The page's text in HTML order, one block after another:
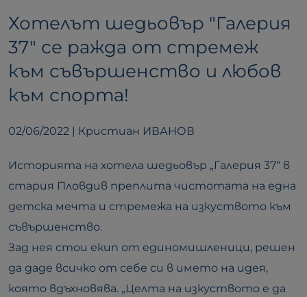
Хотелът шедьовър "Галерия
37" се ражда от стремеж
към съвършенство и любов
към спорта!
02/06/2022 | Кристиан ИВАНОВ
Историята на хотела шедьовър „Галерия 37“ в
стария Пловдив преплита чистотата на една
детска мечта и стремежа на изкуството към
съвършенство.
Зад нея стои екип от единомишленици, решен
да даде всичко от себе си в името на идея,
която вдъхновява. „Целта на изкуството е да